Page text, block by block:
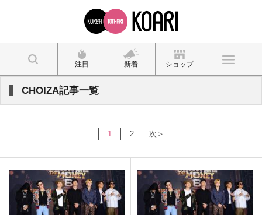
注目 新着 ショップ
CHOIZA記事一覧
1 2 次＞